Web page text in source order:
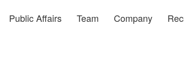
Public Affairs Team Company